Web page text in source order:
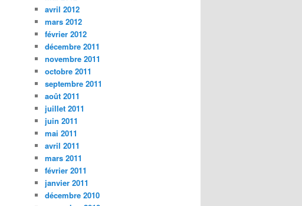
avril 2012
mars 2012
février 2012
décembre 2011
novembre 2011
octobre 2011
septembre 2011
août 2011
juillet 2011
juin 2011
mai 2011
avril 2011
mars 2011
février 2011
janvier 2011
décembre 2010